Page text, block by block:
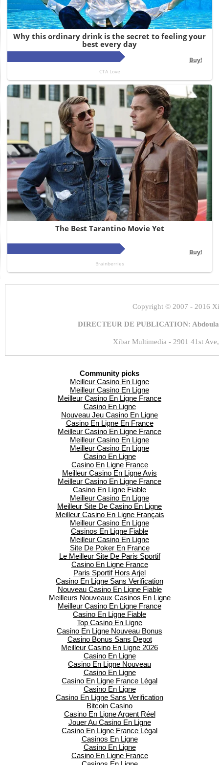
Copyright © 2007 - 2016
DIRECTEUR DE PUBLICATION:
Xibar Multimedia - 2901 41st
Community picks
Meilleur Casino En Ligne
Meilleur Casino En Ligne
Meilleur Casino En Ligne France
Casino En Ligne
Nouveau Jeu Casino En Ligne
Casino En Ligne En France
Meilleur Casino En Ligne France
Meilleur Casino En Ligne
Meilleur Casino En Ligne
Casino En Ligne
Casino En Ligne France
Meilleur Casino En Ligne Avis
Meilleur Casino En Ligne France
Casino En Ligne Fiable
Meilleur Casino En Ligne
Meilleur Site De Casino En Ligne
Meilleur Casino En Ligne Français
Meilleur Casino En Ligne
Casinos En Ligne Fiable
Meilleur Casino En Ligne
Site De Poker En France
Le Meilleur Site De Paris Sportif
Casino En Ligne France
Paris Sportif Hors Arjel
Casino En Ligne Sans Verification
Nouveau Casino En Ligne Fiable
Meilleurs Nouveaux Casinos En Ligne
Meilleur Casino En Ligne France
Casino En Ligne Fiable
Top Casino En Ligne
Casino En Ligne Nouveau Bonus
Casino Bonus Sans Depot
Meilleur Casino En Ligne 2026
Casino En Ligne
Casino En Ligne Nouveau
Casino En Ligne
Casino En Ligne France Légal
Casino En Ligne
Casino En Ligne Sans Verification
Bitcoin Casino
Casino En Ligne Argent Réel
Jouer Au Casino En Ligne
Casino En Ligne France Légal
Casinos En Ligne
Casino En Ligne
Casino En Ligne France